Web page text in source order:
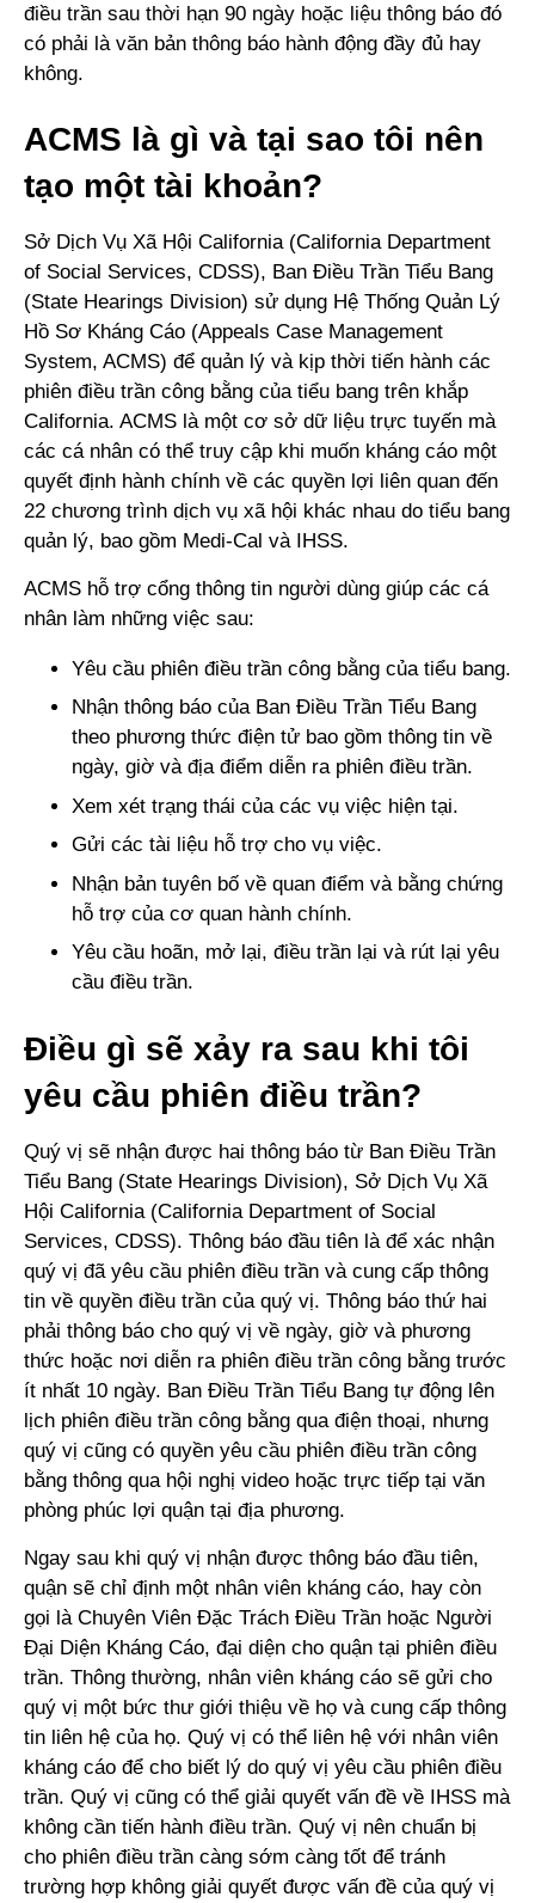
điều trần sau thời hạn 90 ngày hoặc liệu thông báo đó
có phải là văn bản thông báo hành động đầy đủ hay
không.
ACMS là gì và tại sao tôi nên
tạo một tài khoản?
Sở Dịch Vụ Xã Hội California (California Department
of Social Services, CDSS), Ban Điều Trần Tiểu Bang
(State Hearings Division) sử dụng Hệ Thống Quản Lý
Hồ Sơ Kháng Cáo (Appeals Case Management
System, ACMS) để quản lý và kịp thời tiến hành các
phiên điều trần công bằng của tiểu bang trên khắp
California. ACMS là một cơ sở dữ liệu trực tuyến mà
các cá nhân có thể truy cập khi muốn kháng cáo một
quyết định hành chính về các quyền lợi liên quan đến
22 chương trình dịch vụ xã hội khác nhau do tiểu bang
quản lý, bao gồm Medi-Cal và IHSS.
ACMS hỗ trợ cổng thông tin người dùng giúp các cá
nhân làm những việc sau:
Yêu cầu phiên điều trần công bằng của tiểu bang.
Nhận thông báo của Ban Điều Trần Tiểu Bang
theo phương thức điện tử bao gồm thông tin về
ngày, giờ và địa điểm diễn ra phiên điều trần.
Xem xét trạng thái của các vụ việc hiện tại.
Gửi các tài liệu hỗ trợ cho vụ việc.
Nhận bản tuyên bố về quan điểm và bằng chứng
hỗ trợ của cơ quan hành chính.
Yêu cầu hoãn, mở lại, điều trần lại và rút lại yêu
cầu điều trần.
Điều gì sẽ xảy ra sau khi tôi
yêu cầu phiên điều trần?
Quý vị sẽ nhận được hai thông báo từ Ban Điều Trần
Tiểu Bang (State Hearings Division), Sở Dịch Vụ Xã
Hội California (California Department of Social
Services, CDSS). Thông báo đầu tiên là để xác nhận
quý vị đã yêu cầu phiên điều trần và cung cấp thông
tin về quyền điều trần của quý vị. Thông báo thứ hai
phải thông báo cho quý vị về ngày, giờ và phương
thức hoặc nơi diễn ra phiên điều trần công bằng trước
ít nhất 10 ngày. Ban Điều Trần Tiểu Bang tự động lên
lịch phiên điều trần công bằng qua điện thoại, nhưng
quý vị cũng có quyền yêu cầu phiên điều trần công
bằng thông qua hội nghị video hoặc trực tiếp tại văn
phòng phúc lợi quận tại địa phương.
Ngay sau khi quý vị nhận được thông báo đầu tiên,
quận sẽ chỉ định một nhân viên kháng cáo, hay còn
gọi là Chuyên Viên Đặc Trách Điều Trần hoặc Người
Đại Diện Kháng Cáo, đại diện cho quận tại phiên điều
trần. Thông thường, nhân viên kháng cáo sẽ gửi cho
quý vị một bức thư giới thiệu về họ và cung cấp thông
tin liên hệ của họ. Quý vị có thể liên hệ với nhân viên
kháng cáo để cho biết lý do quý vị yêu cầu phiên điều
trần. Quý vị cũng có thể giải quyết vấn đề về IHSS mà
không cần tiến hành điều trần. Quý vị nên chuẩn bị
cho phiên điều trần càng sớm càng tốt để tránh
trường hợp không giải quyết được vấn đề của quý vị